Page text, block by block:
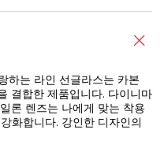
하는 라인 선글라스는 카본
결합한 제품입니다. 다이니마
론 렌즈는 나에게 맞는 착용
화합니다. 강인한 디자인의